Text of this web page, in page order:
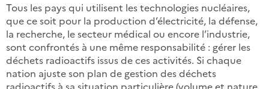
Tous les pays qui utilisent les technologies nucléaires,
que ce soit pour la production d’électricité, la défense,
la recherche, le secteur médical ou encore l’industrie,
sont confrontés à une même responsabilité : gérer les
déchets radioactifs issus de ces activités. Si chaque
nation ajuste son plan de gestion des déchets
radioactifs à sa situation particulière (volume et nature